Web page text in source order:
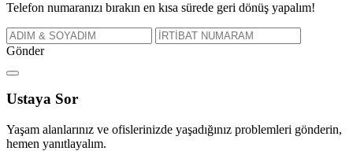
Telefon numaranızı bırakın en kısa sürede geri dönüş yapalım!
Gönder
Ustaya Sor
Yaşam alanlarınız ve ofislerinizde yaşadığınız problemleri gönderin,
hemen yanıtlayalım.